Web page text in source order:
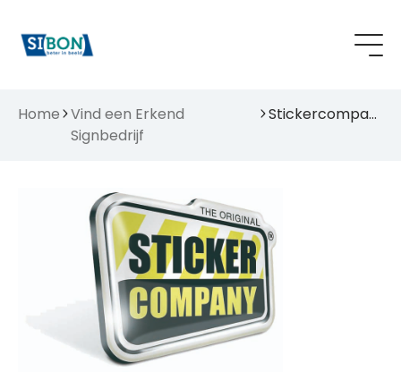
Home Vind een Erkend
Signbedrijf
Stickercompany